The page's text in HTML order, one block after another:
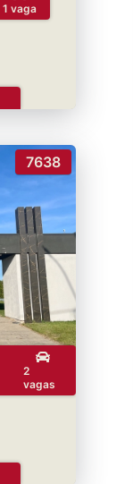
1 vaga
7638
2
vagas